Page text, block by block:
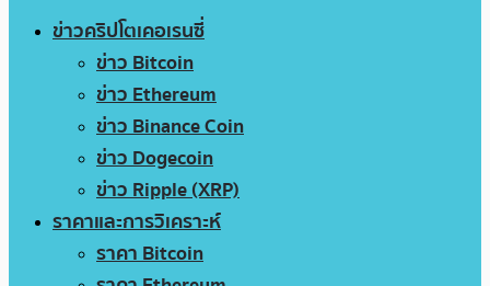
ข่าวคริปโตเคอเรนซี่
ข่าว Bitcoin
ข่าว Ethereum
ข่าว Binance Coin
ข่าว Dogecoin
ข่าว Ripple (XRP)
ราคาและการวิเคราะห์
ราคา Bitcoin